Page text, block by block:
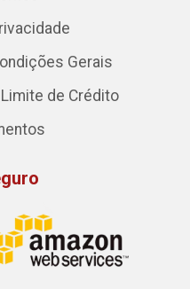
Gerais
de Crédito